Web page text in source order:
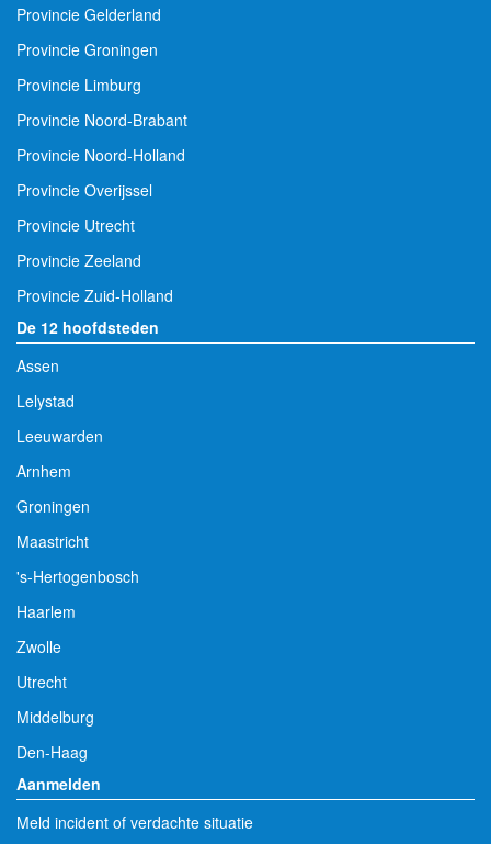
Provincie Gelderland
Provincie Groningen
Provincie Limburg
Provincie Noord-Brabant
Provincie Noord-Holland
Provincie Overijssel
Provincie Utrecht
Provincie Zeeland
Provincie Zuid-Holland
De 12 hoofdsteden
Assen
Lelystad
Leeuwarden
Arnhem
Groningen
Maastricht
's-Hertogenbosch
Haarlem
Zwolle
Utrecht
Middelburg
Den-Haag
Aanmelden
Meld incident of verdachte situatie